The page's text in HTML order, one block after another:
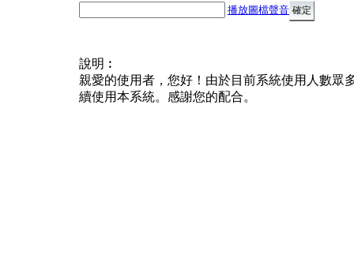
播放圖檔聲音
說明︰
親愛的使用者，您好！由於目前系統使用人數眾
續使用本系統。感謝您的配合。